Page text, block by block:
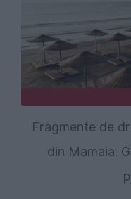
Fragmente de
din Mamaia.